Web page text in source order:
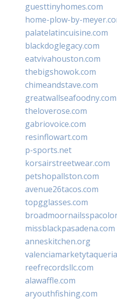
guesttinyhomes.com
home-plow-by-
palatelatincuisine.com
blackdoglegacy.com
eatvivahouston.com
thebigshowok.com
chimeandstave.com
greatwallseafoodny.com
theloverose.com
gabriovoice.com
resinflowart.com
p-sports.net
korsairstreetwear.com
petshopallston.com
avenue26tacos.com
topgglasses.com
missblackpasadena.com
anneskitchen.org
reefrecordsllc.com
alawaffle.com
aryouthfishing.com